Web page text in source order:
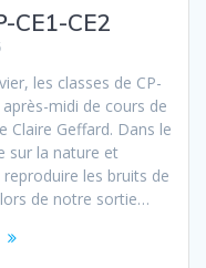
CE1-CE2
les classes de CP-
midi de cours de
Claire Geffard. Dans le
sur la nature et
les bruits de
de notre sortie…